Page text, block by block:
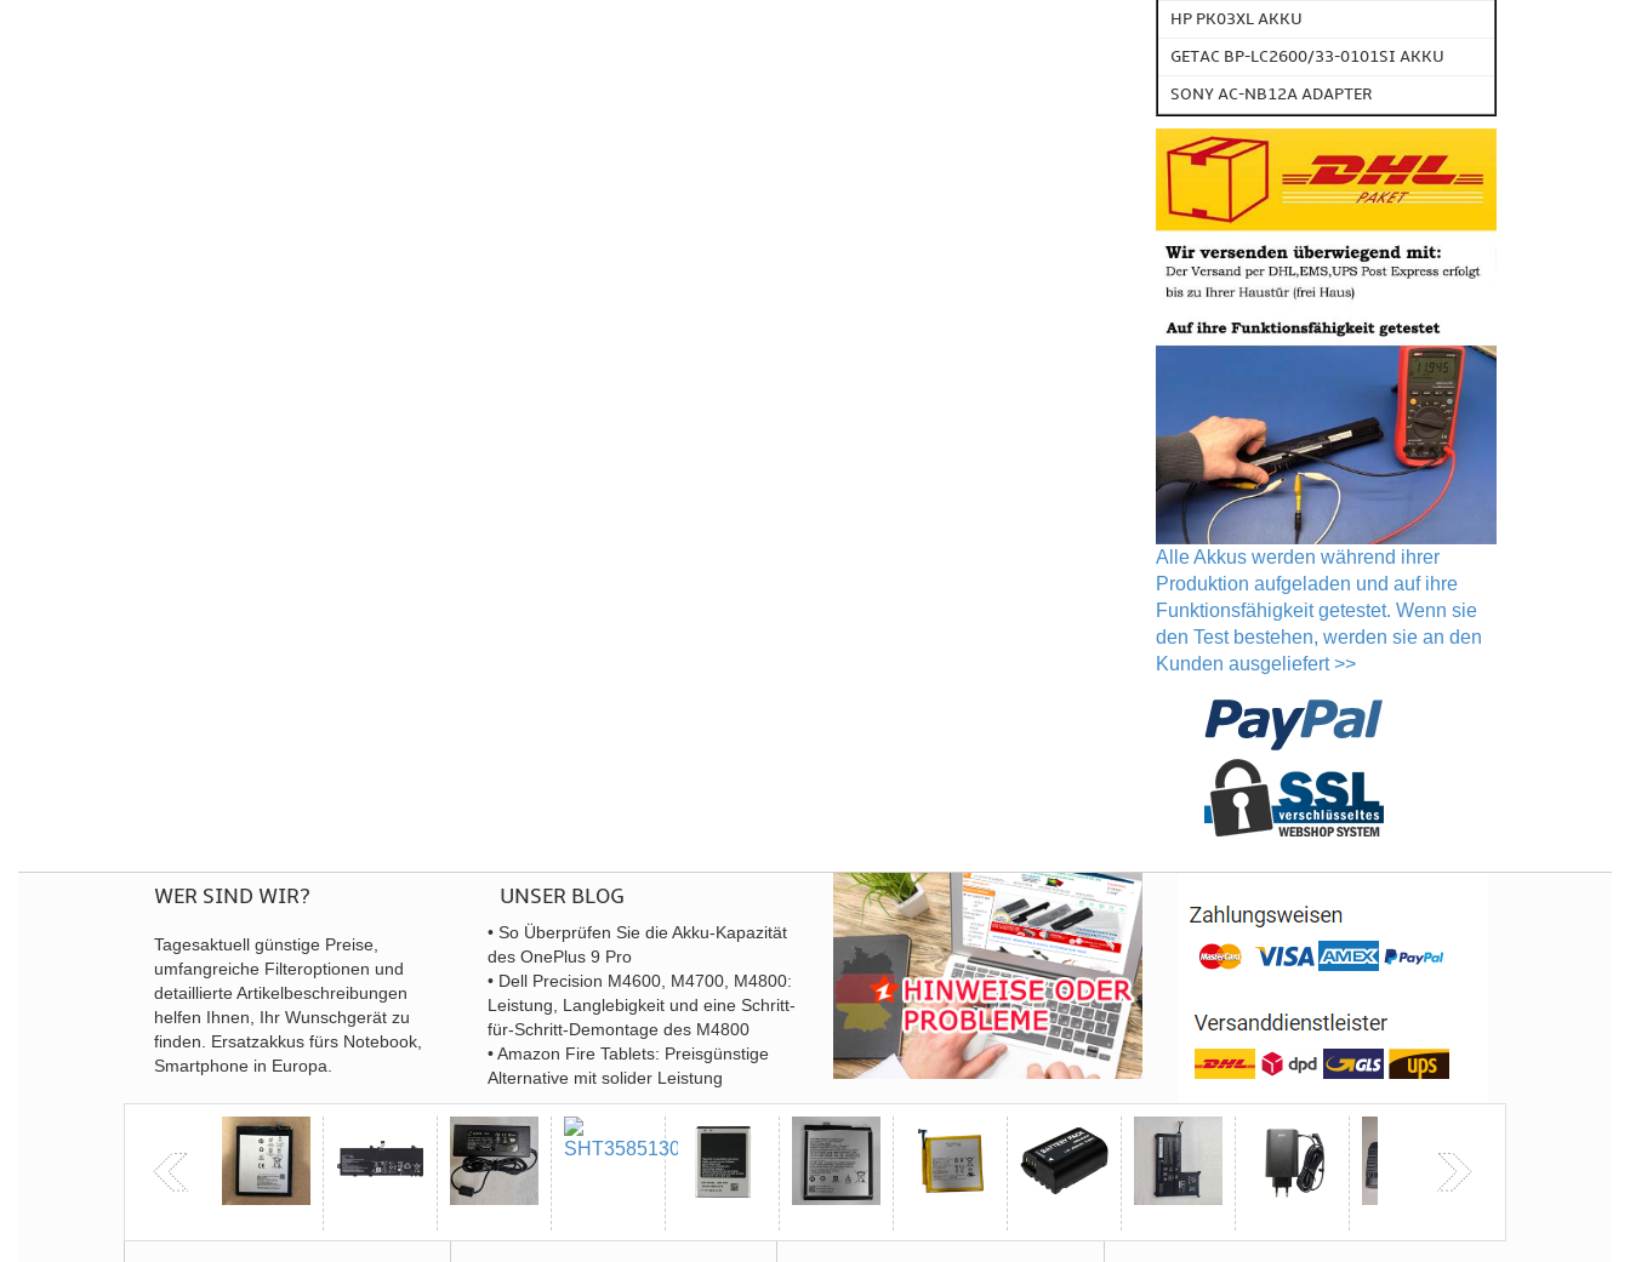
HP PK03XL AKKU
GETAC BP-LC2600/33-0101SI AKKU
SONY AC-NB12A ADAPTER
Alle Akkus werden während ihrer
Produktion aufgeladen und auf ihre
Funktionsfähigkeit getestet. Wenn sie
den Test bestehen, werden sie an den
Kunden ausgeliefert >>
WER SIND WIR?
Tagesaktuell günstige Preise,
umfangreiche Filteroptionen und
detaillierte Artikelbeschreibungen
helfen Ihnen, Ihr Wunschgerät zu
finden. Ersatzakkus fürs Notebook,
Smartphone in Europa.
UNSER BLOG
• So Überprüfen Sie die Akku-Kapazität
des OnePlus 9 Pro
• Dell Precision M4600, M4700, M4800:
Leistung, Langlebigkeit und eine Schritt-
für-Schritt-Demontage des M4800
• Amazon Fire Tablets: Preisgünstige
Alternative mit solider Leistung